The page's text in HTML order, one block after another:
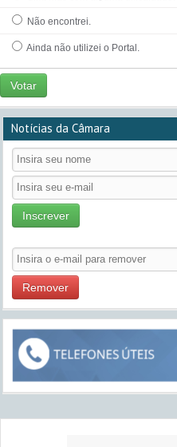
Não encontrei.
Ainda não utilizei o Portal.
Votar
Notícias da Câmara
Inscrever
Remover